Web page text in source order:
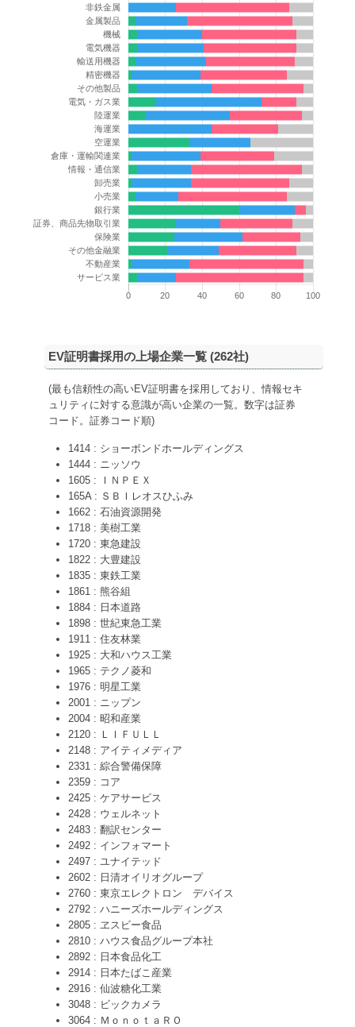
EV証明書採用の上場企業一覧 (262社)
(最も信頼性の高いEV証明書を採用しており、情報セキ
ュリティに対する意識が高い企業の一覧。数字は証券
コード。証券コード順)
1414 : ショーボンドホールディングス
1444 : ニッソウ
1605 : ＩＮＰＥＸ
165A : ＳＢＩレオスひふみ
1662 : 石油資源開発
1718 : 美樹工業
1720 : 東急建設
1822 : 大豊建設
1835 : 東鉄工業
1861 : 熊谷組
1884 : 日本道路
1898 : 世紀東急工業
1911 : 住友林業
1925 : 大和ハウス工業
1965 : テクノ菱和
1976 : 明星工業
2001 : ニップン
2004 : 昭和産業
2120 : ＬＩＦＵＬＬ
2148 : アイティメディア
2331 : 綜合警備保障
2359 : コア
2425 : ケアサービス
2428 : ウェルネット
2483 : 翻訳センター
2492 : インフォマート
2497 : ユナイテッド
2602 : 日清オイリオグループ
2760 : 東京エレクトロン デバイス
2792 : ハニーズホールディングス
2805 : ヱスビー食品
2810 : ハウス食品グループ本社
2892 : 日本食品化工
2914 : 日本たばこ産業
2916 : 仙波糖化工業
3048 : ビックカメラ
3064 : ＭｏｎｏｔａＲＯ